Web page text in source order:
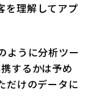
を理解してアプ
ように分析ツー
するかは予め
だけのデータに